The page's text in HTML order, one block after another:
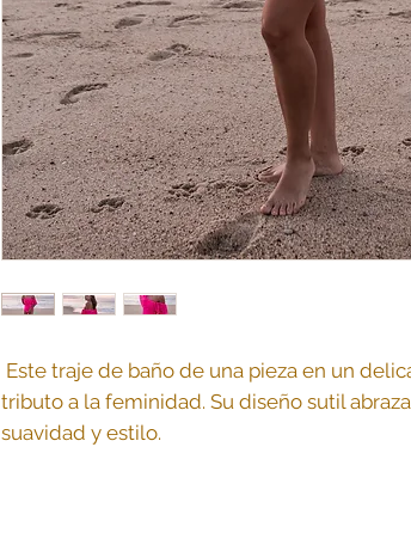
Este traje de baño de una pieza en un
tributo a la feminidad. Su diseño sutil
suavidad y estilo.